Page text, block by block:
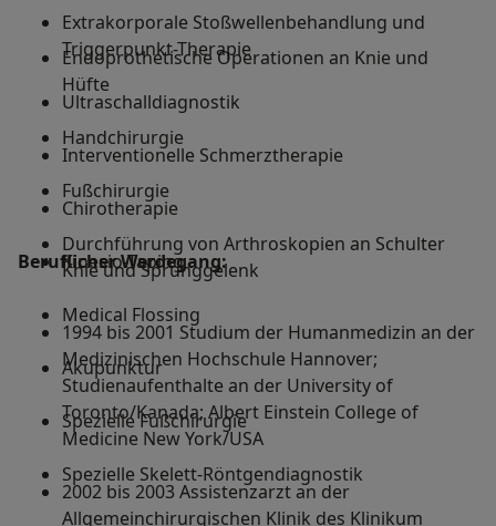
Extrakorporale Stoßwellenbehandlung und
Triggerpunkt-Therapie
Ultraschalldiagnostik
Interventionelle Schmerztherapie
Chirotherapie
Kinesio-Taping
Medical Flossing
Akupunktur
Spezielle Fußchirurgie
Spezielle Skelett-Röntgendiagnostik
Endoprothetische Operationen an Knie und
Hüfte
Handchirurgie
Fußchirurgie
Durchführung von Arthroskopien an Schulter
Knie und Sprunggelenk
Beruflicher Werdegang:
1994 bis 2001 Studium der Humanmedizin an der
Medizinischen Hochschule Hannover;
Studienaufenthalte an der University of
Toronto/Kanada; Albert Einstein College of
Medicine New York/USA
2002 bis 2003 Assistenzarzt an der
Allgemeinchirurgischen Klinik des Klinikum